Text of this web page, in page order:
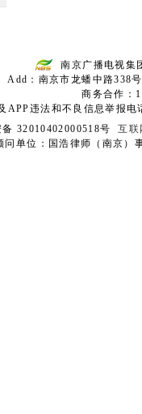
南京广播电视集
Add：南京市龙蟠中路
商务合作：
APP违法和不良信息举报
备 32010402000518号互联
问单位：国浩律师（南京）